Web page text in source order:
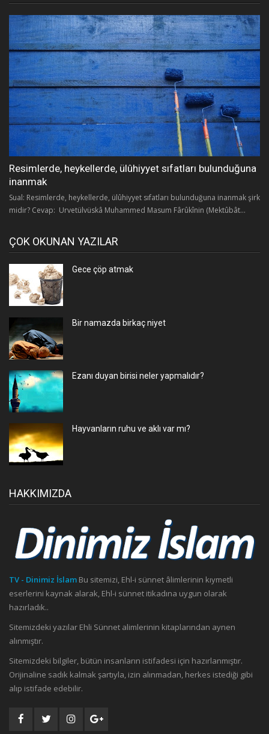
Resimlerde, heykellerde, ülûhiyyet sıfatları bulunduğuna
inanmak
Sual: Resimlerde, heykellerde, ülûhiyyet sıfatları bulunduğuna inanmak şirk
midir? Cevap: Urvetülvüskâ Muhammed Masum Fârûkînin (Mektûbât...
ÇOK OKUNAN YAZILAR
Gece çöp atmak
Bir namazda birkaç niyet
Ezanı duyan birisi neler yapmalıdır?
Hayvanların ruhu ve aklı var mı?
HAKKIMIZDA
TV - Dinimiz İslam Bu sitemizi, Ehl-i sünnet âlimlerinin kıymetli
eserlerini kaynak alarak, Ehl-i sünnet itikadına uygun olarak
hazırladık..
Sitemizdeki yazılar Ehli Sünnet alimlerinin kitaplarından aynen
alınmıştır.
Sitemizdeki bilgiler, bütün insanların istifadesi için hazırlanmıştır.
Orijinaline sadık kalmak şartıyla, izin alınmadan, herkes istediği gibi
alıp istifade edebilir.